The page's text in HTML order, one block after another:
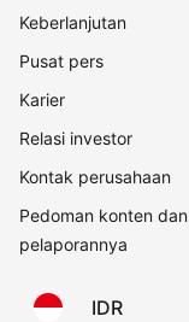
Keberlanjutan
Pusat pers
Karier
Relasi investor
Kontak perusahaan
Pedoman konten dan
pelaporannya
IDR